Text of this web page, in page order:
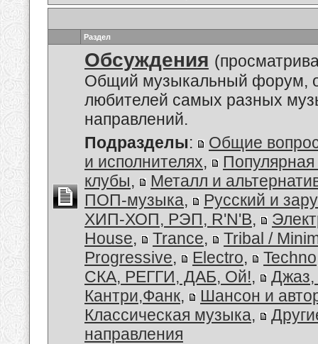
Раздел
Обсуждения
Общий музыкальный форум,
любителей самых разных
направлений.
Подразделы:
Общие
и исполнителях,
клубы,
Металл и
ПОП-музыка,
Русский и
ХИП-ХОП, РЭП, R'N'B,
House, Trance,
Tribal /
Progressive, Electro, Techno
СКА, РЕГГИ, ДАБ, Ой!,
Джаз,
Кантри,Фанк,
Шансон и
Классическая музыка,
направления